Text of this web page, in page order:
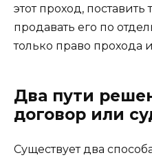
этот проход, поставить
продавать его по
только право прохода
Два пути
договор или
Существует два